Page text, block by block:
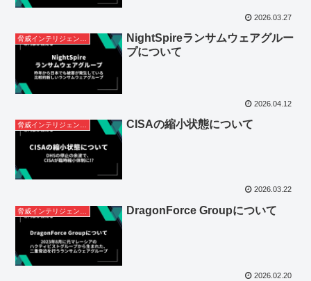
2026.03.27
脅威インテリジェンスレポート
NightSpireランサムウェアグルー
プについて
2026.04.12
CISAの縮小状態について
2026.03.22
DragonForce Groupについて
2026.02.20